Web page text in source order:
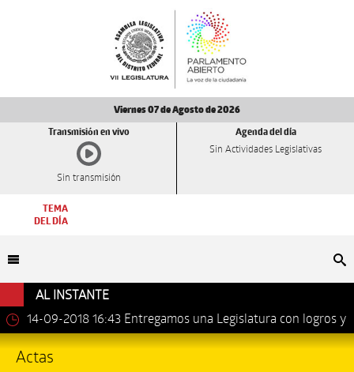
Viernes 07 de Agosto de 2026
Transmisión en vivo
Sin transmisión
Agenda del día
Sin Actividades Legislativas
TEMA
DEL DÍA
AL INSTANTE
14-09-2018 16:43 Entregamos una Legislatura con logros y
avances importantes: Dip. Leonel Luna Estrada.
Actas